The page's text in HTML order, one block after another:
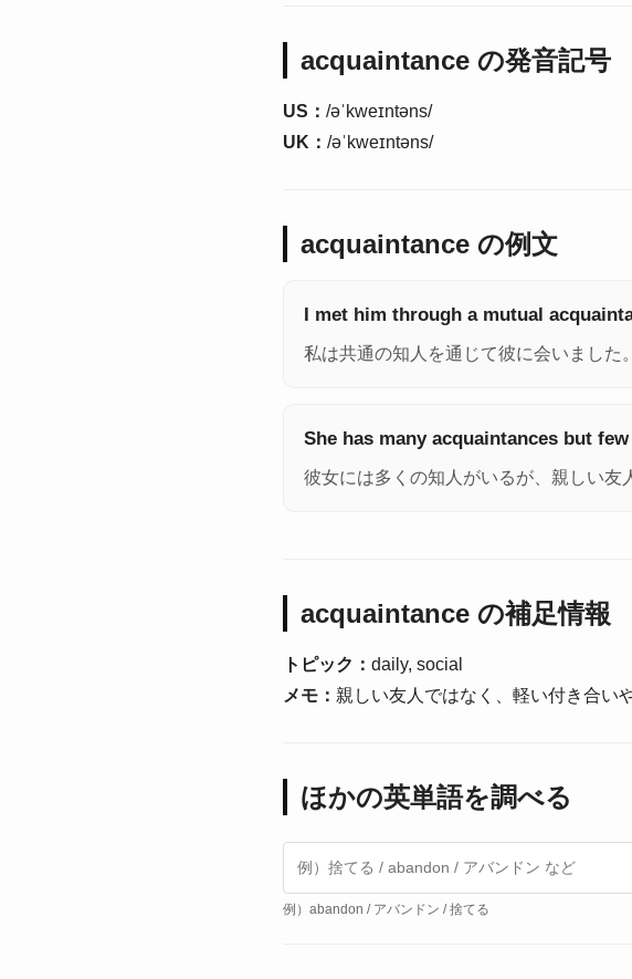
acquaintance の発音記号
US： /əˈkweɪntəns/
UK： /əˈkweɪntəns/
acquaintance の例文
I met him through a mutual
私は共通の知人を通じて彼に会いました。
She has many acquaintances but
彼女には多くの知人がいるが、親しい友
acquaintance の補足情報
トピック： daily, social
メモ： 親しい友人ではなく、軽い付き合い
ほかの英単語を調べる
例）abandon / アバンドン / 捨てる